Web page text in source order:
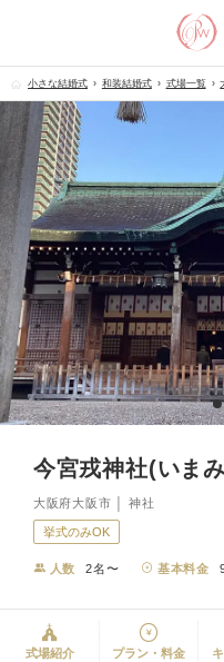
小さな結婚式 和装結婚式 式場一覧
今宮戎神社(いま
大阪府大阪市 │ 神社
挙式のみOK
人数 2名〜 基本料金
式場紹介 プラン・料金